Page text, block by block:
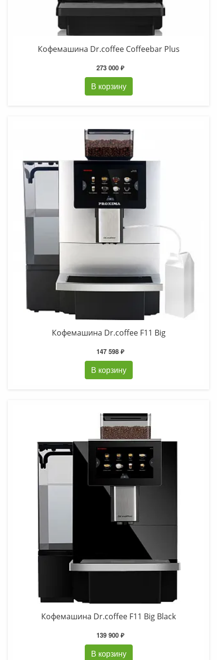
Кофемашина Dr.coffee Coffeebar Plus
273 000 ₽
В корзину
Кофемашина Dr.coffee F11 Big
147 598 ₽
В корзину
Кофемашина Dr.coffee F11 Big Black
139 900 ₽
В корзину